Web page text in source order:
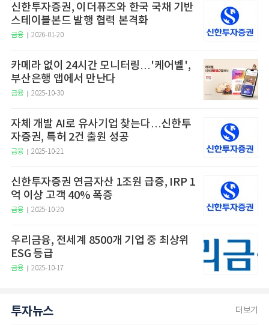
신한투자증권, 이더퓨즈와 한국 국채 기반
스테이블본드 발행 협력 본격화
금융 2026-01-20
카메라 없이 24시간 모니터링…'케어벨',
부산은행 앱에서 만난다
금융 2025-10-30
자체 개발 AI로 유사기업 찾는다…신한투
자증권, 특허 2건 출원 성공
금융 2025-10-21
신한투자증권 연금자산 1조원 급증, IRP 1
억 이상 고객 40% 폭증
금융 2025-10-20
우리금융, 전세계 8500개 기업 중 최상위
ESG 등급
금융 2025-10-17
투자뉴스 더보기